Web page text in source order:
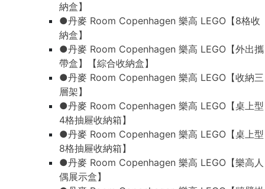
納盒】
●丹麥 Room Copenhagen 樂高 LEGO【8格收
納盒】
●丹麥 Room Copenhagen 樂高 LEGO【外出攜
帶盒】【綜合收納盒】
●丹麥 Room Copenhagen 樂高 LEGO【收納三
層架】
●丹麥 Room Copenhagen 樂高 LEGO【桌上型
4格抽屜收納箱】
●丹麥 Room Copenhagen 樂高 LEGO【桌上型
8格抽屜收納箱】
●丹麥 Room Copenhagen 樂高 LEGO【樂高人
偶展示盒】